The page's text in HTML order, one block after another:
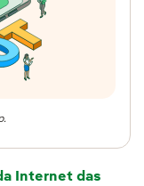
Internet das